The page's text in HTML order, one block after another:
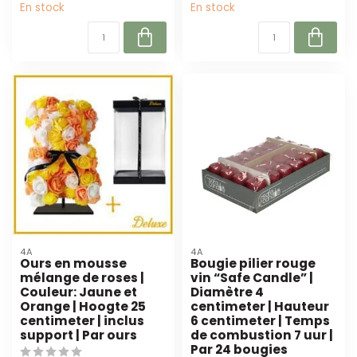
En stock En stock
4A
Ours en mousse
mélange de roses |
Couleur: Jaune et
Orange | Hoogte 25
centimeter | inclus
support | Par ours
4A
Bougie pilier rouge
vin “Safe Candle” |
Diamètre 4
centimeter | Hauteur
6 centimeter | Temps
de combustion 7 uur |
Par 24 bougies